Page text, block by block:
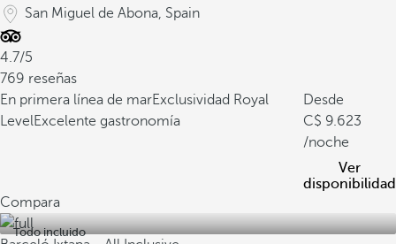
San Miguel de Abona, Spain
4.7/5
769 reseñas
En primera línea de marExclusividad Royal
LevelExcelente gastronomía
Desde
9.623
/noche
Ver
disponibilidad
Compara
Todo incluido